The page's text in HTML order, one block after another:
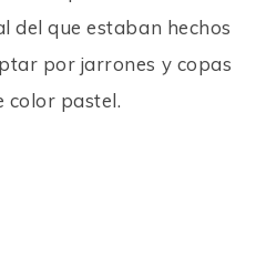
del que estaban hechos
por jarrones y copas
color pastel.